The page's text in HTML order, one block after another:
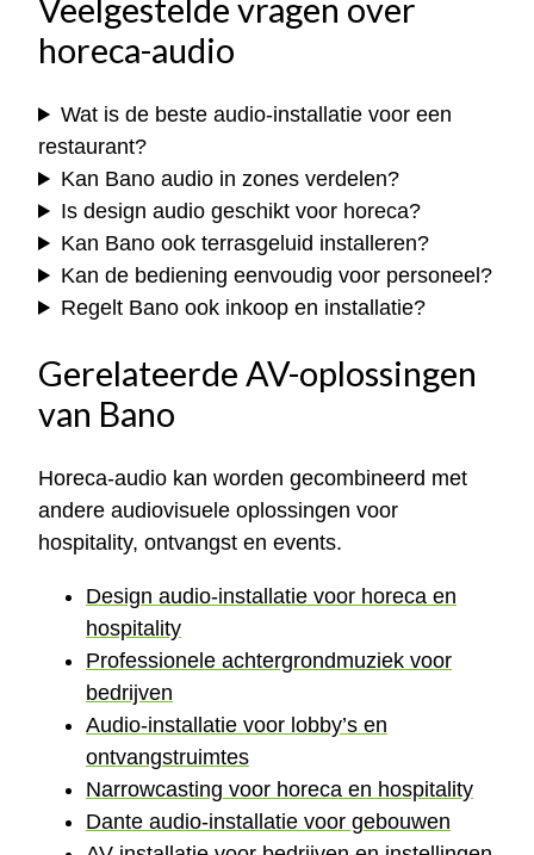
Veelgestelde vragen over
horeca-audio
Wat is de beste audio-installatie voor een
restaurant?
Kan Bano audio in zones verdelen?
Is design audio geschikt voor horeca?
Kan Bano ook terrasgeluid installeren?
Kan de bediening eenvoudig voor personeel?
Regelt Bano ook inkoop en installatie?
Gerelateerde AV-oplossingen
van Bano
Horeca-audio kan worden gecombineerd met
andere audiovisuele oplossingen voor
hospitality, ontvangst en events.
Design audio-installatie voor horeca en
hospitality
Professionele achtergrondmuziek voor
bedrijven
Audio-installatie voor lobby’s en
ontvangstruimtes
Narrowcasting voor horeca en hospitality
Dante audio-installatie voor gebouwen